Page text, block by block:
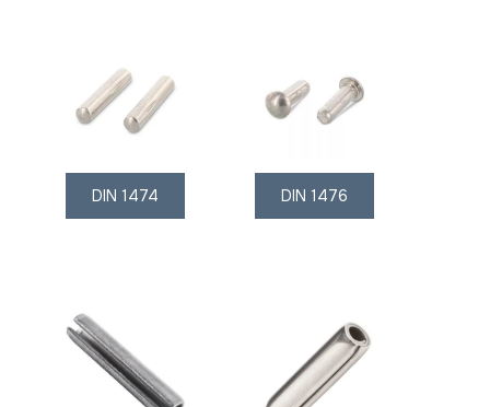
DIN 1474 DIN 1476